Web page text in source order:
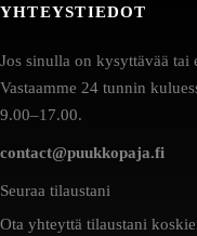
YHTEYSTIEDOT
Jos sinulla on kysyttävää tai
Vastaamme 24 tunnin
9.00–17.00.
contact@puukkopaja.fi
Seuraa tilaustani
Ota yhteyttä tilaustani